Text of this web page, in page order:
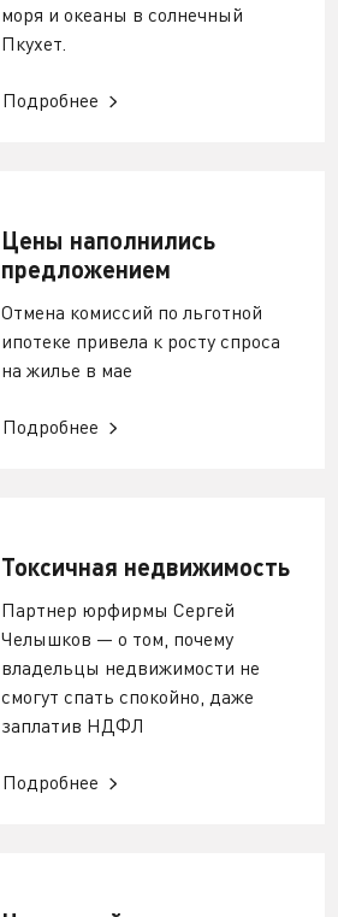
моря и океаны в солнечный
Пкухет.
Подробнее
Цены наполнились
предложением
Отмена комиссий по льготной
ипотеке привела к росту спроса
на жилье в мае
Подробнее
Токсичная недвижимость
Партнер юрфирмы Сергей
Челышков — о том, почему
владельцы недвижимости не
смогут спать спокойно, даже
заплатив НДФЛ
Подробнее